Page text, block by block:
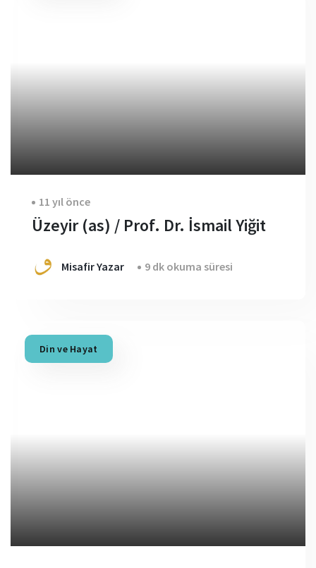
11 yıl önce
Üzeyir (as) / Prof. Dr. İsmail Yiğit
Misafir Yazar 9 dk okuma süresi
Din ve Hayat